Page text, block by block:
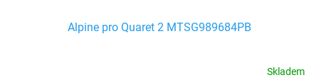
Alpine pro Quaret 2 MTSG989684PB
Skladem